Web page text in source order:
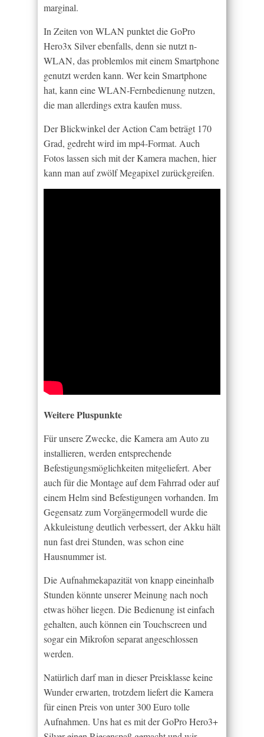
marginal.
In Zeiten von WLAN punktet die GoPro
Hero3x Silver ebenfalls, denn sie nutzt n-
WLAN, das problemlos mit einem Smartphone
genutzt werden kann. Wer kein Smartphone
hat, kann eine WLAN-Fernbedienung nutzen,
die man allerdings extra kaufen muss.
Der Blickwinkel der Action Cam beträgt 170
Grad, gedreht wird im mp4-Format. Auch
Fotos lassen sich mit der Kamera machen, hier
kann man auf zwölf Megapixel zurückgreifen.
Weitere Pluspunkte
Für unsere Zwecke, die Kamera am Auto zu
installieren, werden entsprechende
Befestigungsmöglichkeiten mitgeliefert. Aber
auch für die Montage auf dem Fahrrad oder auf
einem Helm sind Befestigungen vorhanden. Im
Gegensatz zum Vorgängermodell wurde die
Akkuleistung deutlich verbessert, der Akku hält
nun fast drei Stunden, was schon eine
Hausnummer ist.
Die Aufnahmekapazität von knapp eineinhalb
Stunden könnte unserer Meinung nach noch
etwas höher liegen. Die Bedienung ist einfach
gehalten, auch können ein Touchscreen und
sogar ein Mikrofon separat angeschlossen
werden.
Natürlich darf man in dieser Preisklasse keine
Wunder erwarten, trotzdem liefert die Kamera
für einen Preis von unter 300 Euro tolle
Aufnahmen. Uns hat es mit der GoPro Hero3+